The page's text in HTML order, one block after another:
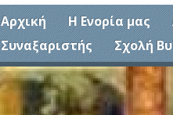
Αρχική Η Ενορία μας
Συναξαριστής
Σχολή